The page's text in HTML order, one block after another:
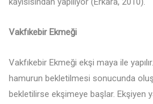
Vakfıkebir Ekmeği
Vakfıkebir Ekmeği ekşi maya ile
hamurun bekletilmesi sonucunda
bekletilirse ekşimeye başlar. Ekşiyen